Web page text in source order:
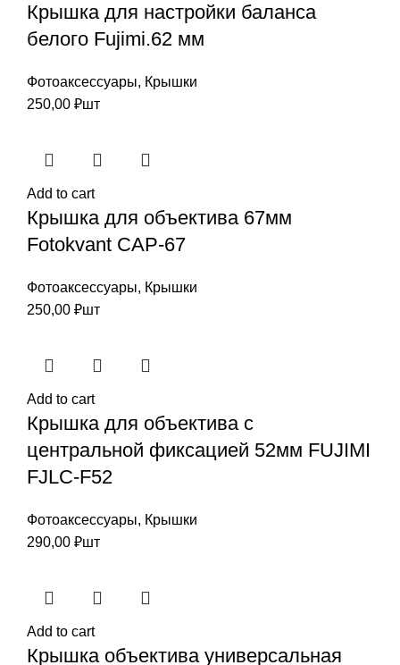
Крышка для настройки баланса
белого Fujimi.62 мм
Фотоаксессуары, Крышки
250,00 ₽шт
Add to cart
Крышка для объектива 67мм
Fotokvant CAP-67
Фотоаксессуары, Крышки
250,00 ₽шт
Add to cart
Крышка для объектива с
центральной фиксацией 52мм FUJIMI
FJLC-F52
Фотоаксессуары, Крышки
290,00 ₽шт
Add to cart
Крышка объектива универсальная